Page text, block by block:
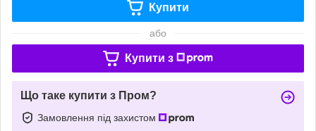
Купити
або
Купити з
Що таке купити з Пром?
Замовлення під захистом